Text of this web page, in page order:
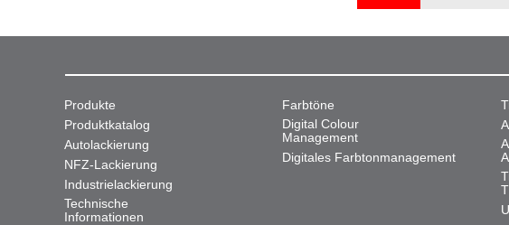
Produkte
Produktkatalog
Autolackierung
NFZ-Lackierung
Industrielackierung
Technische
Informationen
Farbtöne
Digital Colour
Management
Digitales Farbtonmanagement